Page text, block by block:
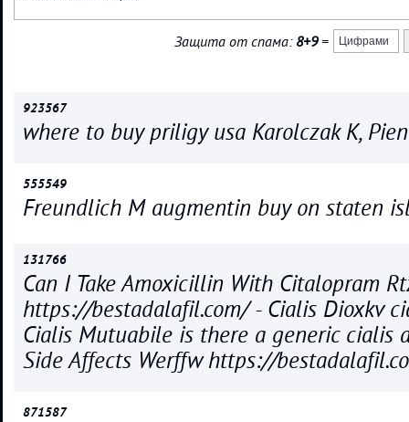
Защита от спама: 8+9=
923567
where to buy priligy usa Karolczak K,
555549
Freundlich M augmentin buy on staten
131766
Can I Take Amoxicillin With Citalopram
https://bestadalafil.com/ - Cialis Dioxkv
Cialis Mutuabile is there a generic cialis
Side Affects Werffw https://
871587